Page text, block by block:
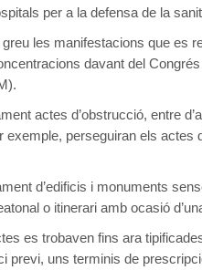
per a la defensa de la
les manifestacions que es
davant del
actes d’obstrucció, entre
exemple, perseguiran els actes
d’edificis i monuments
o itinerari amb ocasió
es trobaven fins ara
previ, uns terminis de